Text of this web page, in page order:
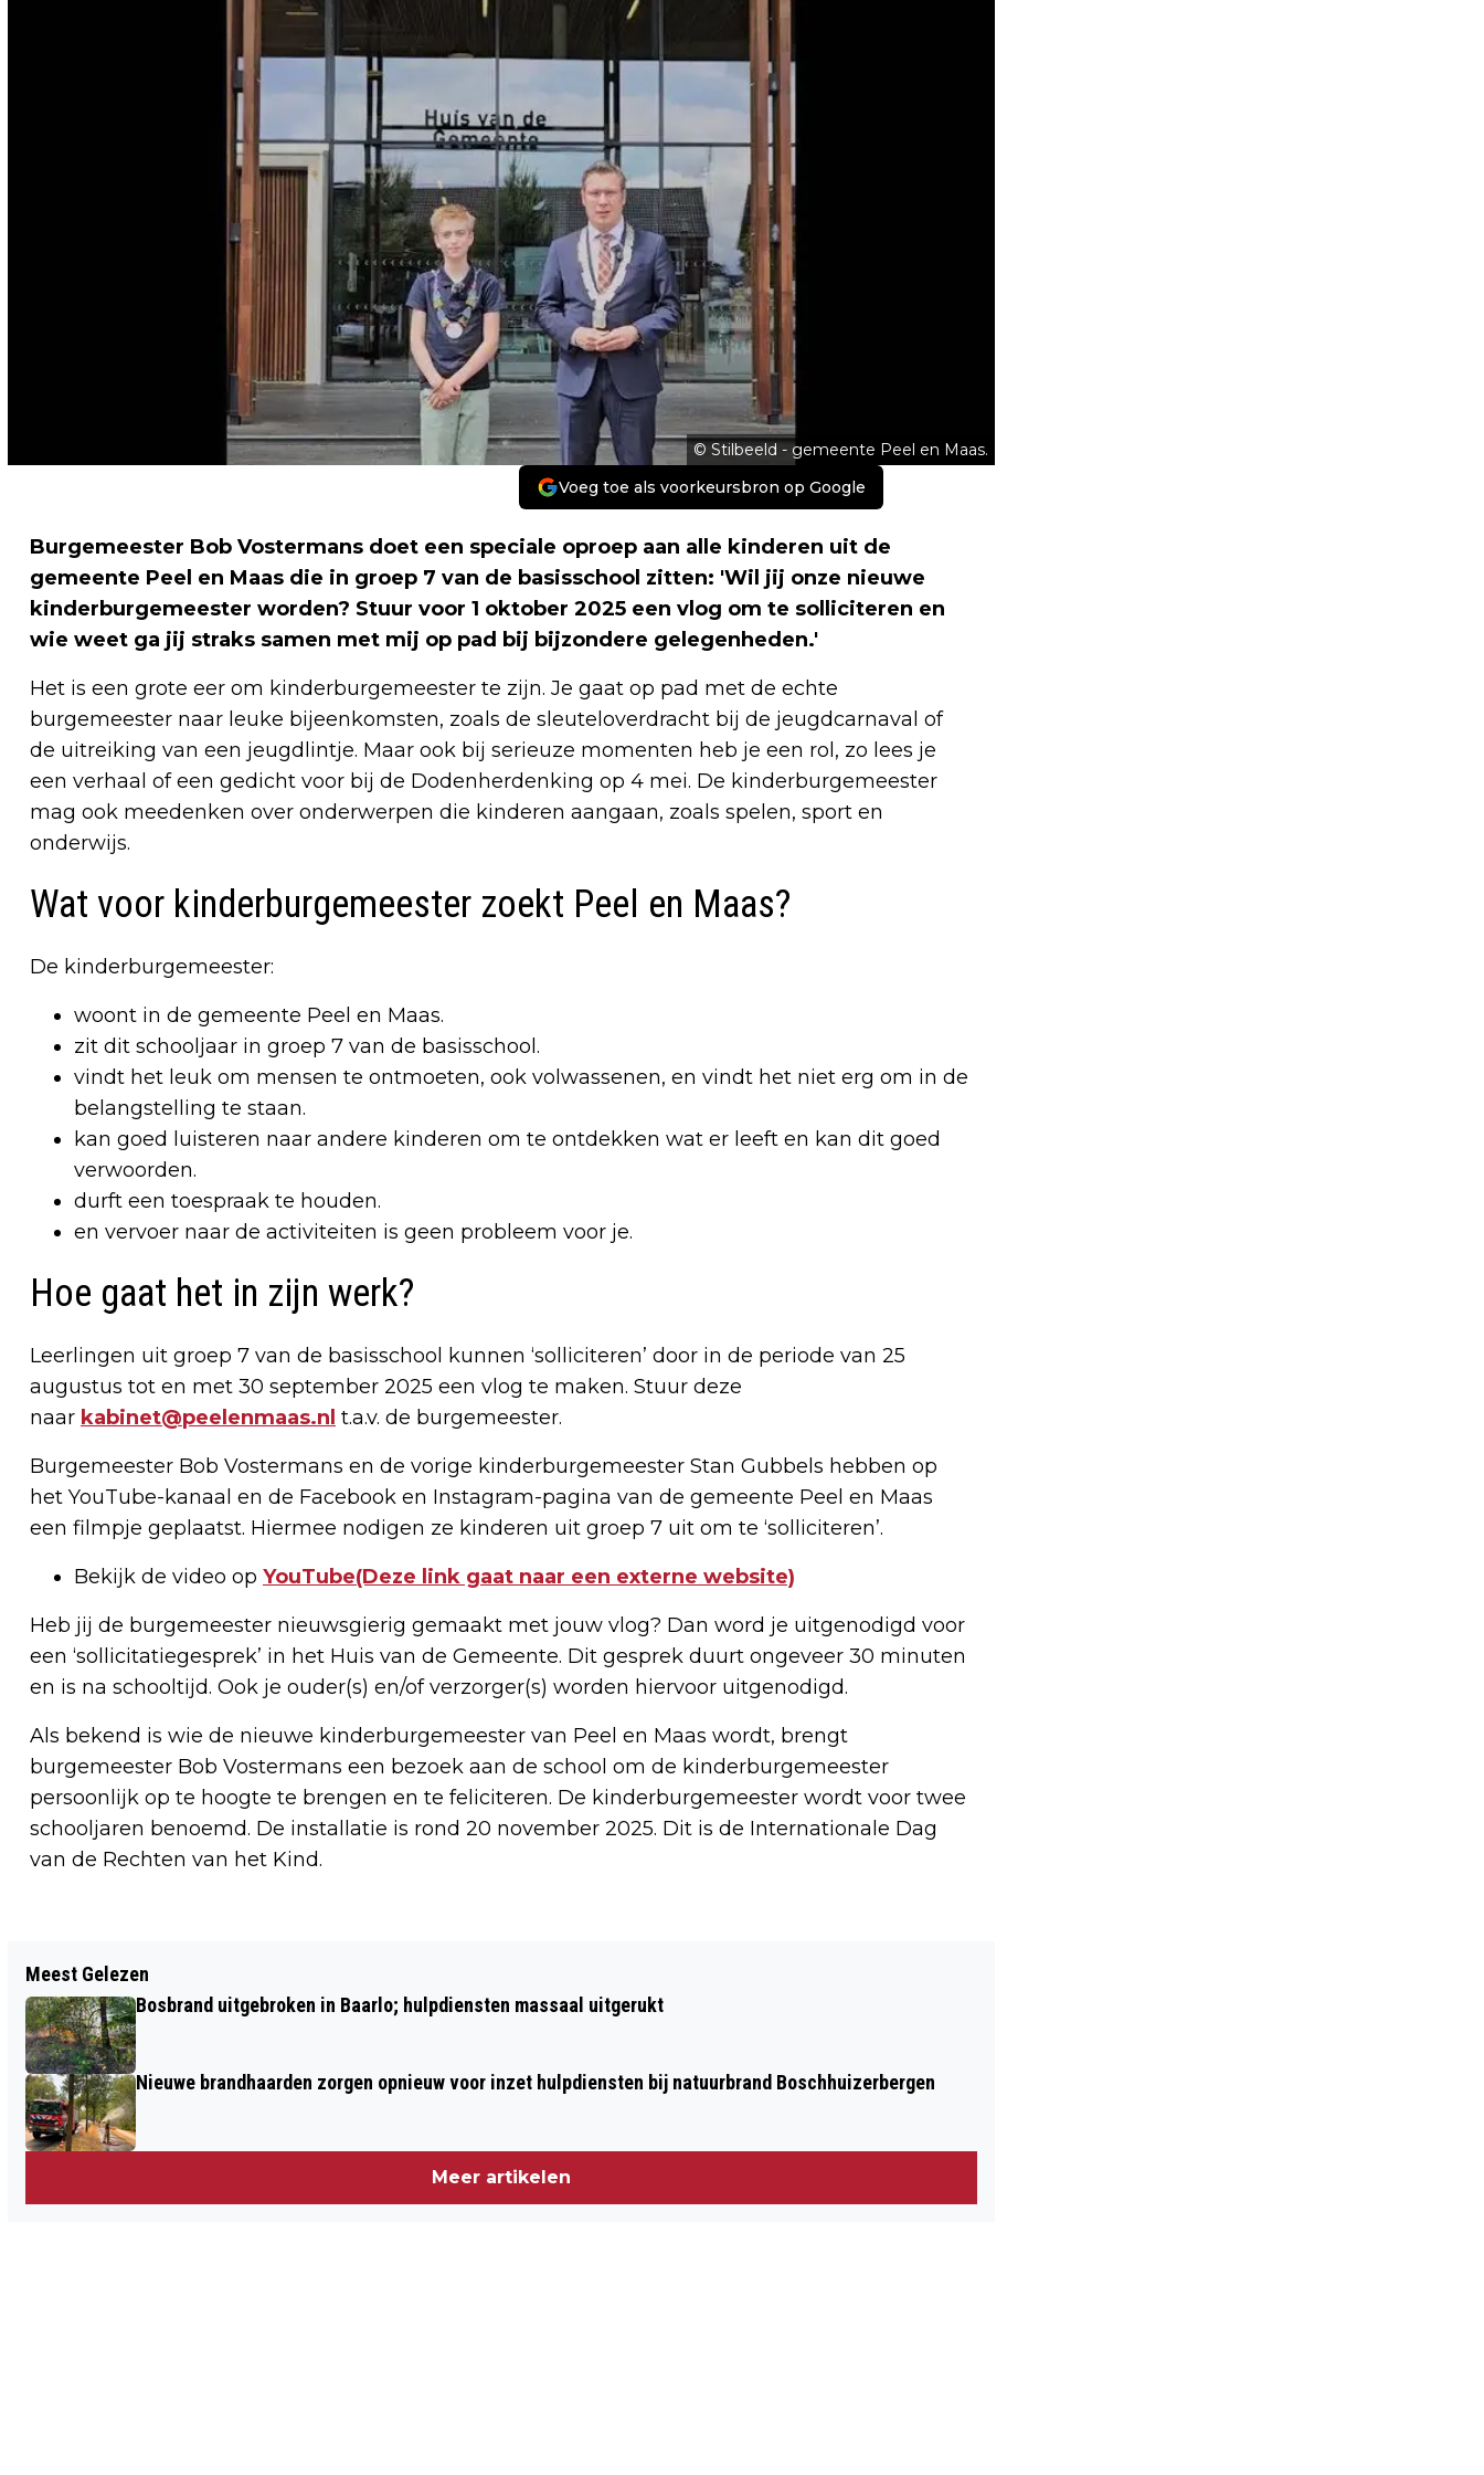
© Stilbeeld - gemeente Peel en Maas.
Voeg toe als voorkeursbron op Google
Burgemeester Bob Vostermans doet een speciale oproep aan alle kinderen uit de
gemeente Peel en Maas die in groep 7 van de basisschool zitten: 'Wil jij onze nieuwe
kinderburgemeester worden? Stuur voor 1 oktober 2025 een vlog om te solliciteren en
wie weet ga jij straks samen met mij op pad bij bijzondere gelegenheden.'
Het is een grote eer om kinderburgemeester te zijn. Je gaat op pad met de echte
burgemeester naar leuke bijeenkomsten, zoals de sleuteloverdracht bij de jeugdcarnaval of
de uitreiking van een jeugdlintje. Maar ook bij serieuze momenten heb je een rol, zo lees je
een verhaal of een gedicht voor bij de Dodenherdenking op 4 mei. De kinderburgemeester
mag ook meedenken over onderwerpen die kinderen aangaan, zoals spelen, sport en
onderwijs.
Wat voor kinderburgemeester zoekt Peel en Maas?
De kinderburgemeester:
woont in de gemeente Peel en Maas.
zit dit schooljaar in groep 7 van de basisschool.
vindt het leuk om mensen te ontmoeten, ook volwassenen, en vindt het niet erg om in de
belangstelling te staan.
kan goed luisteren naar andere kinderen om te ontdekken wat er leeft en kan dit goed
verwoorden.
durft een toespraak te houden.
en vervoer naar de activiteiten is geen probleem voor je.
Hoe gaat het in zijn werk?
Leerlingen uit groep 7 van de basisschool kunnen ‘solliciteren’ door in de periode van 25
augustus tot en met 30 september 2025 een vlog te maken. Stuur deze
naar kabinet@peelenmaas.nl t.a.v. de burgemeester.
Burgemeester Bob Vostermans en de vorige kinderburgemeester Stan Gubbels hebben op
het YouTube-kanaal en de Facebook en Instagram-pagina van de gemeente Peel en Maas
een filmpje geplaatst. Hiermee nodigen ze kinderen uit groep 7 uit om te ‘solliciteren’.
Bekijk de video op YouTube(Deze link gaat naar een externe website)
Heb jij de burgemeester nieuwsgierig gemaakt met jouw vlog? Dan word je uitgenodigd voor
een ‘sollicitatiegesprek’ in het Huis van de Gemeente. Dit gesprek duurt ongeveer 30 minuten
en is na schooltijd. Ook je ouder(s) en/of verzorger(s) worden hiervoor uitgenodigd.
Als bekend is wie de nieuwe kinderburgemeester van Peel en Maas wordt, brengt
burgemeester Bob Vostermans een bezoek aan de school om de kinderburgemeester
persoonlijk op te hoogte te brengen en te feliciteren. De kinderburgemeester wordt voor twee
schooljaren benoemd. De installatie is rond 20 november 2025. Dit is de Internationale Dag
van de Rechten van het Kind.
KONINKLIJKE ONDERSCHEIDING VOOR
HENK LANSBERGEN UIT MEIJEL
BRENGT DUIZENDEN KINDEREN NAAR
Meest Gelezen
Bosbrand uitgebroken in Baarlo; hulpdiensten massaal uitgerukt
Nieuwe brandhaarden zorgen opnieuw voor inzet hulpdiensten bij natuurbrand Boschhuizerbergen
Meer artikelen